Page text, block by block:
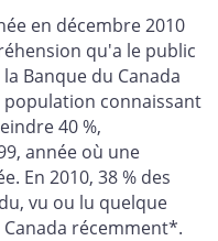
en décembre 2010
qu'a le public
Banque du Canada
connaissant
40 %,
année où une
En 2010, 38 % des
vu ou lu quelque
récemment*.